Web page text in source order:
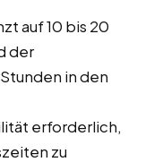
auf 10 bis 20
der
in den
erforderlich,
zu